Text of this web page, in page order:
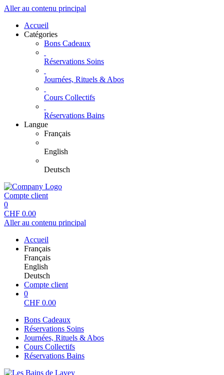
Aller au contenu principal
Accueil
Catégories
Bons Cadeaux
Réservations Soins
Journées, Rituels & Abos
Cours Collectifs
Réservations Bains
Langue
Français
English
Deutsch
Compte client
0
CHF 0.00
Aller au contenu principal
Accueil
Français
Français
English
Deutsch
Compte client
0
CHF 0.00
Bons Cadeaux
Réservations Soins
Journées, Rituels & Abos
Cours Collectifs
Réservations Bains